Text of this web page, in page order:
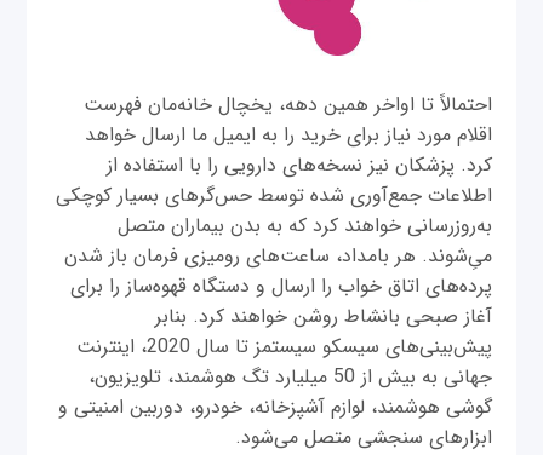
احتمالاً تا اواخر همین دهه، یخچال خانه‌مان فهرست
اقلام مورد نیاز برای خرید را به ایمیل‌ ما ارسال خواهد
کرد. پزشکان نیز نسخه‌های دارویی را با استفاده از
اطلاعات جمع‌آوری شده توسط حس‌گرهای بسیار کوچکی
به‌روزرسانی خواهند کرد که به بدن بیماران متصل
می‌ِشوند. هر بامداد، ساعت‌های رومیزی فرمان باز شدن
پرده‌های اتاق خواب را ارسال و دستگاه قهوه‌ساز را برای
آغاز صبحی بانشاط روشن خواهند کرد. بنابر
پیش‌بینی‌های سیسکو سیستمز تا سال 2020، اینترنت
جهانی به بیش از 50 میلیارد تگ هوشمند، تلویزیون،
گوشی هوشمند، لوازم آشپزخانه، خودرو، دوربین امنیتی و
ابزارهای سنجشی متصل می‌شود.